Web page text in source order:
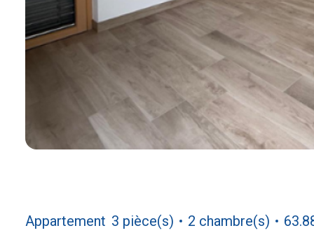
Appartement 3 pièce(s) 2 chambre(s)